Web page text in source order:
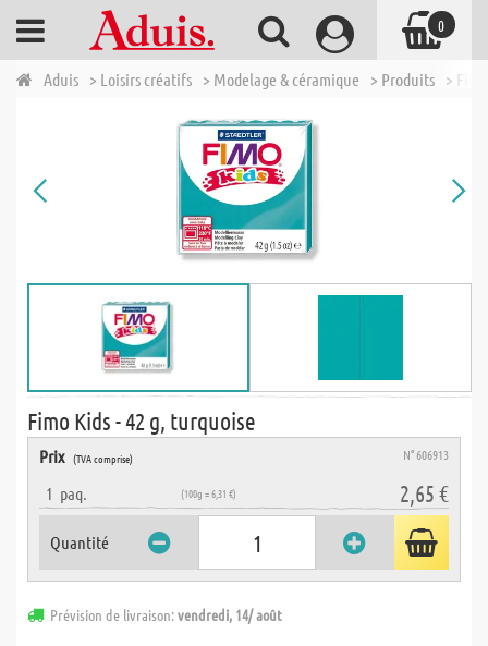
Aduis > Loisirs créatifs > Modelage & céramique > Produits >
Fimo Kids - 42 g, turquoise
Prix (TVA comprise) N° 606913
1 paq. (100g = 6,31 €) 2,65 €
Quantité
Prévision de livraison:vendredi, 14/ août
0